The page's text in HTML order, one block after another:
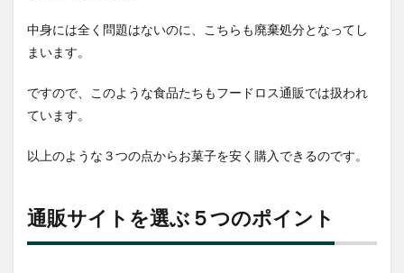
の割
はど
らい
か？
送料
2.3
中身には全く問題はないのに、こちらも廃棄処分となってし
まいます。
ですので、このような食品たちもフードロス通販では扱われ
ています。
以上のような３つの点からお菓子を安く購入できるのです。
通販サイトを選ぶ５つのポイント